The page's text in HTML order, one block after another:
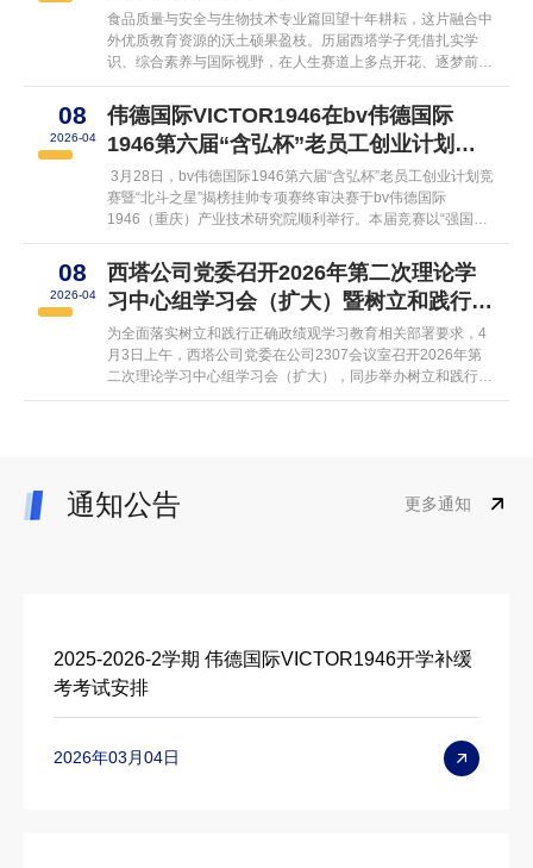
写照，更是伟德国际VICTOR1946...
食品质量与安全与生物技术专业篇回望十年耕耘，这片融合中
外优质教育资源的沃土硕果盈枝。历届西塔学子凭借扎实学
识、综合素养与国际视野，在人生赛道上多点开花、逐梦前行
——大批学子成功升入国内外众多知名高校继续深造，足迹遍
布全球各大名校；也有众多员工扎根各行各业，在政企单位、
知名企业、创新创业领域发光发热，用实干与担当书写青春答
卷。一串串亮眼的升学与就业成绩，既是学子勤学笃行、不负
韶华的真实写照，更是...
08
2026-04
伟德国际VICTOR1946在bv伟德国际
1946第六届“含弘杯”老员工创业计划竞
赛中取得佳绩
3月28日，bv伟德国际1946第六届“含弘杯”老员工创业计划竞
赛暨“北斗之星”揭榜挂帅专项赛终审决赛于bv伟德国际
1946（重庆）产业技术研究院顺利举行。本届竞赛以“强国有
我向未来，挺膺担当建新功”为主题，自2025年10月启动以
来，共吸引全校39个公司（部、所、中心）万余名员工参与。
公司学子积极参赛，最终揽获校级金奖1项、银奖1项、铜奖1
项。其中，项目“蜂耘网络——农业无人机生态圈开辟助农与
就业新模式”获得金奖；“‘神复宁’—...
08
2026-04
西塔公司党委召开2026年第二次理论学
习中心组学习会（扩大）暨树立和践行正
确政绩观学习教育读书班
为全面落实树立和践行正确政绩观学习教育相关部署要求，4
月3日上午，西塔公司党委在公司2307会议室召开2026年第
二次理论学习中心组学习会（扩大），同步举办树立和践行正
确政绩观学习教育读书班。公司全体领导班子成员、各科室负
通知公告 更多通知
2025-2026-2学期 伟德国际VICTOR1946开学补缓
考考试安排
2026年03月04日